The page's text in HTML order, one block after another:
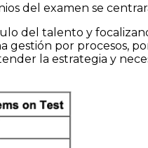
del examen se
del talento y
gestión por procesos,
la estrategia y